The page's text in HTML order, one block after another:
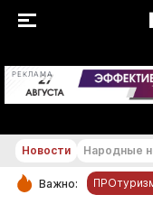
РЕКЛАМА
Новости Народные
Важно: